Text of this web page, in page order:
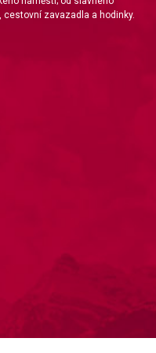
cestovní zavazadla a hodinky.
actively